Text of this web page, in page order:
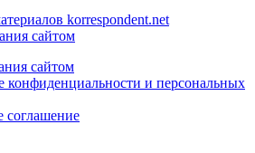
korrespondent.net
сайтом
сайтом
конфиденциальности и персональных
соглашение